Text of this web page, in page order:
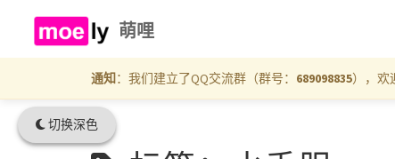
切换深色
萌哩
通知：我们建立了QQ交流群（群号： 689098835），欢